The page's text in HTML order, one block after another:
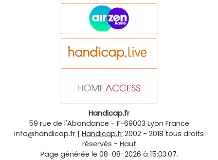
Handicap.fr
59 rue de l'Abondance - F-69003 Lyon France
info@handicap.fr | Handicap.fr 2002 - 2018 tous droits
réservés - Haut
Page générée le 08-08-2026 à 15:03:07.